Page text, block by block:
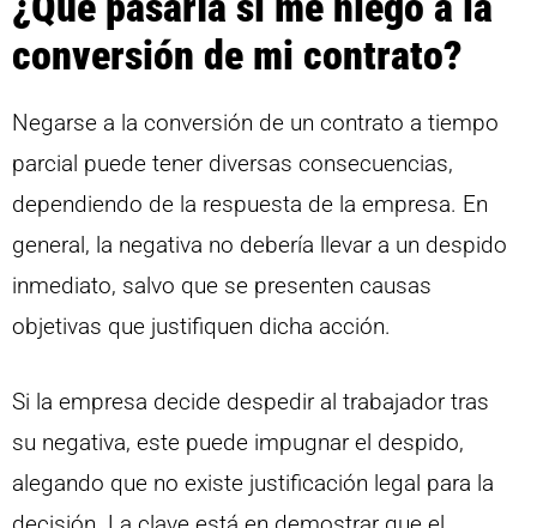
conversión de mi contrato?
Negarse a la conversión de un contrato a tiempo
parcial puede tener diversas consecuencias,
dependiendo de la respuesta de la empresa. En
general, la negativa no debería llevar a un despido
inmediato, salvo que se presenten causas
objetivas que justifiquen dicha acción.
Si la empresa decide despedir al trabajador tras
su negativa, este puede impugnar el despido,
alegando que no existe justificación legal para la